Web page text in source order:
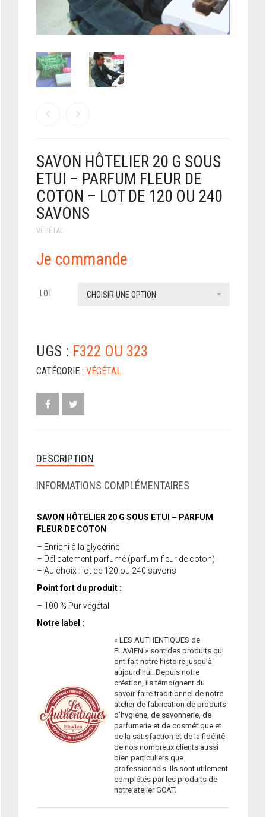
SAVON HÔTELIER 20 G SOUS
ETUI – PARFUM FLEUR DE
COTON – LOT DE 120 OU 240
SAVONS
VÉGÉTAL
Je commande
LOT CHOISIR UNE OPTION
UGS : F322 OU 323
CATÉGORIE : VÉGÉTAL
DESCRIPTION
INFORMATIONS COMPLÉMENTAIRES
SAVON HÔTELIER 20 G SOUS ETUI – PARFUM
FLEUR DE COTON
– Enrichi à la glycérine
– Délicatement parfumé (parfum fleur de coton)
– Au choix : lot de 120 ou 240 savons
Point fort du produit :
– 100 % Pur végétal
Notre label :
« LES AUTHENTIQUES de
FLAVIEN » sont des produits qui
ont fait notre histoire jusqu’à
aujourd’hui. Depuis notre
création, ils témoignent du
savoir-faire traditionnel de notre
atelier de fabrication de produits
d’hygiène, de savonnerie, de
parfumerie et de cosmétique et
de la satisfaction et de la fidélité
de nos nombreux clients aussi
bien particuliers que
professionnels. Ils sont utilement
complétés par les produits de
notre atelier GCAT.